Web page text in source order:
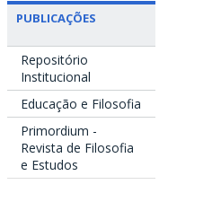
PUBLICAÇÕES
Repositório
Institucional
Educação e Filosofia
Primordium -
Revista de Filosofia
e Estudos